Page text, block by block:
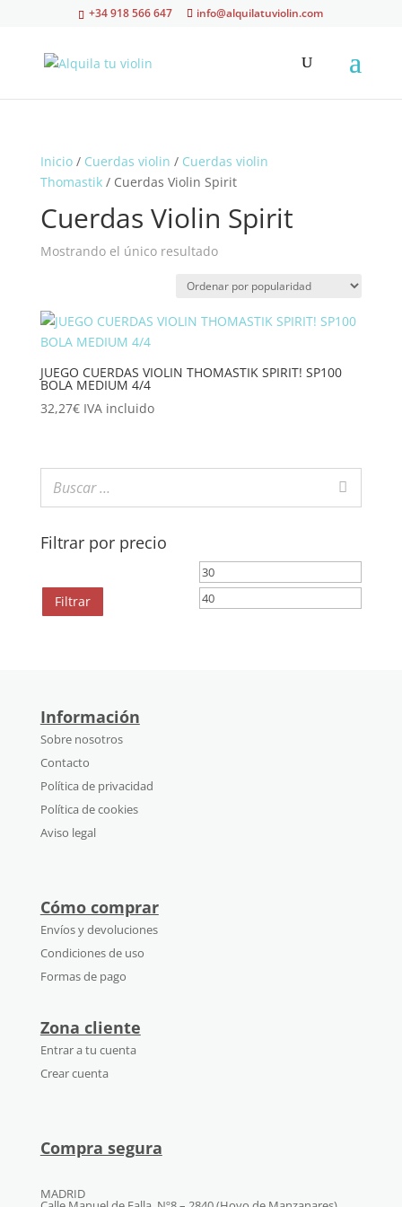
+34 918 566 647 info@alquilatuviolin.com
Inicio/ Cuerdas violin / Cuerdas violin
Thomastik/ Cuerdas Violin Spirit
Cuerdas Violin Spirit
Mostrando el único resultado
JUEGO CUERDAS VIOLIN THOMASTIK SPIRIT! SP100
BOLA MEDIUM 4/4
32,27€ IVA incluido
Filtrar por precio
Precio
mínimo
Filtrar
Información
Sobre nosotros
Contacto
Política de privacidad
Política de cookies
Aviso legal
Cómo comprar
Envíos y devoluciones
Condiciones de uso
Formas de pago
Zona cliente
Entrar a tu cuenta
Crear cuenta
Compra segura
MADRID